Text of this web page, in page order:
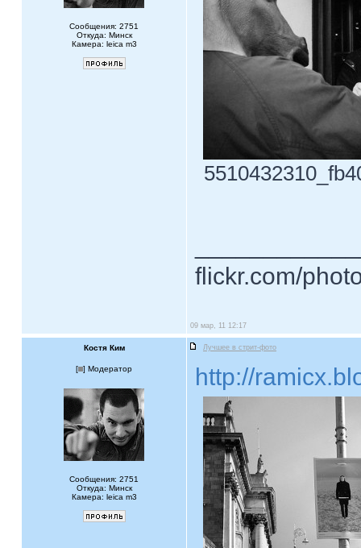
Сообщения: 2751
Откуда: Минск
Камера: leica m3
flickr.com/
09 мар, 11 12:17
Костя Ким Лучшее в стрит-фото
[ ] Модератор
Сообщения: 2751
Откуда: Минск
Камера: leica m3
http://